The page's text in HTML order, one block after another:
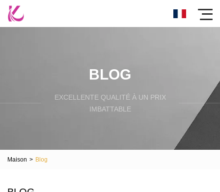
BLOG
EXCELLENTE QUALITÉ À UN PRIX
IMBATTABLE
Maison > Blog